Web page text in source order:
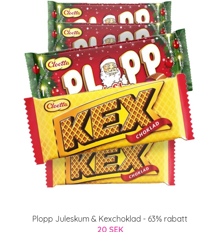
Plopp Juleskum & Kexchoklad - 63% rabatt
20 SEK